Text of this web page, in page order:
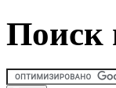
Поиск